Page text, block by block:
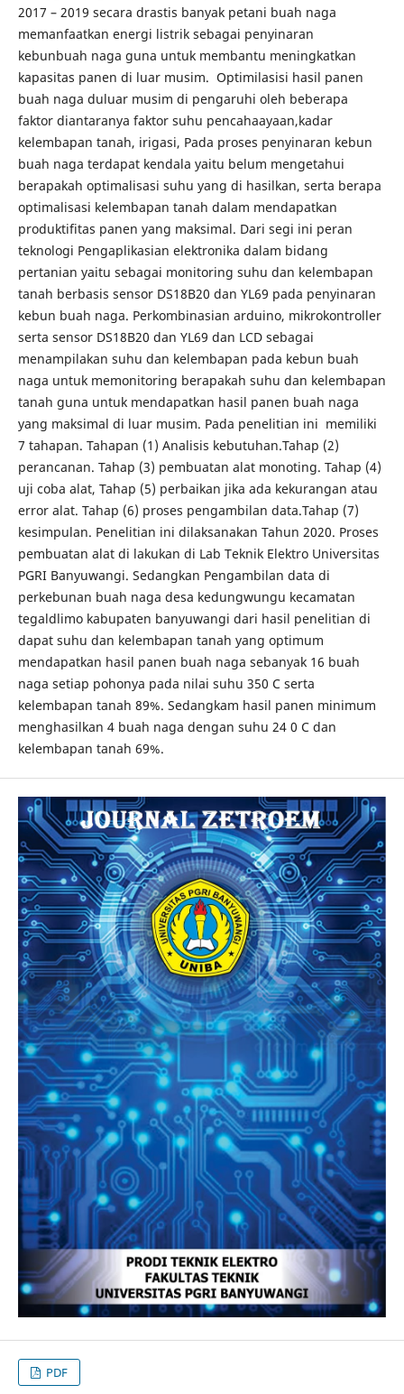
2017 – 2019 secara drastis banyak petani buah naga
memanfaatkan energi listrik sebagai penyinaran
kebunbuah naga guna untuk membantu meningkatkan
kapasitas panen di luar musim. Optimilasisi hasil panen
buah naga duluar musim di pengaruhi oleh beberapa
faktor diantaranya faktor suhu pencahaayaan,kadar
kelembapan tanah, irigasi, Pada proses penyinaran kebun
buah naga terdapat kendala yaitu belum mengetahui
berapakah optimalisasi suhu yang di hasilkan, serta berapa
optimalisasi kelembapan tanah dalam mendapatkan
produktifitas panen yang maksimal. Dari segi ini peran
teknologi Pengaplikasian elektronika dalam bidang
pertanian yaitu sebagai monitoring suhu dan kelembapan
tanah berbasis sensor DS18B20 dan YL69 pada penyinaran
kebun buah naga. Perkombinasian arduino, mikrokontroller
serta sensor DS18B20 dan YL69 dan LCD sebagai
menampilakan suhu dan kelembapan pada kebun buah
naga untuk memonitoring berapakah suhu dan kelembapan
tanah guna untuk mendapatkan hasil panen buah naga
yang maksimal di luar musim. Pada penelitian ini memiliki
7 tahapan. Tahapan (1) Analisis kebutuhan.Tahap (2)
perancanan. Tahap (3) pembuatan alat monoting. Tahap (4)
uji coba alat, Tahap (5) perbaikan jika ada kekurangan atau
error alat. Tahap (6) proses pengambilan data.Tahap (7)
kesimpulan. Penelitian ini dilaksanakan Tahun 2020. Proses
pembuatan alat di lakukan di Lab Teknik Elektro Universitas
PGRI Banyuwangi. Sedangkan Pengambilan data di
perkebunan buah naga desa kedungwungu kecamatan
tegaldlimo kabupaten banyuwangi dari hasil penelitian di
dapat suhu dan kelembapan tanah yang optimum
mendapatkan hasil panen buah naga sebanyak 16 buah
naga setiap pohonya pada nilai suhu 350 C serta
kelembapan tanah 89%. Sedangkam hasil panen minimum
menghasilkan 4 buah naga dengan suhu 24 0 C dan
kelembapan tanah 69%.
PDF